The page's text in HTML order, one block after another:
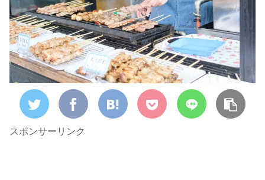
スポンサーリンク